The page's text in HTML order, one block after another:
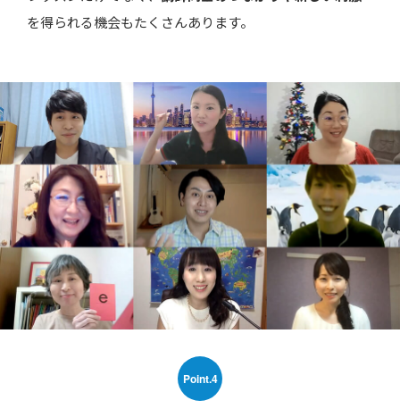
を得られる機会もたくさんあります。
Point.4